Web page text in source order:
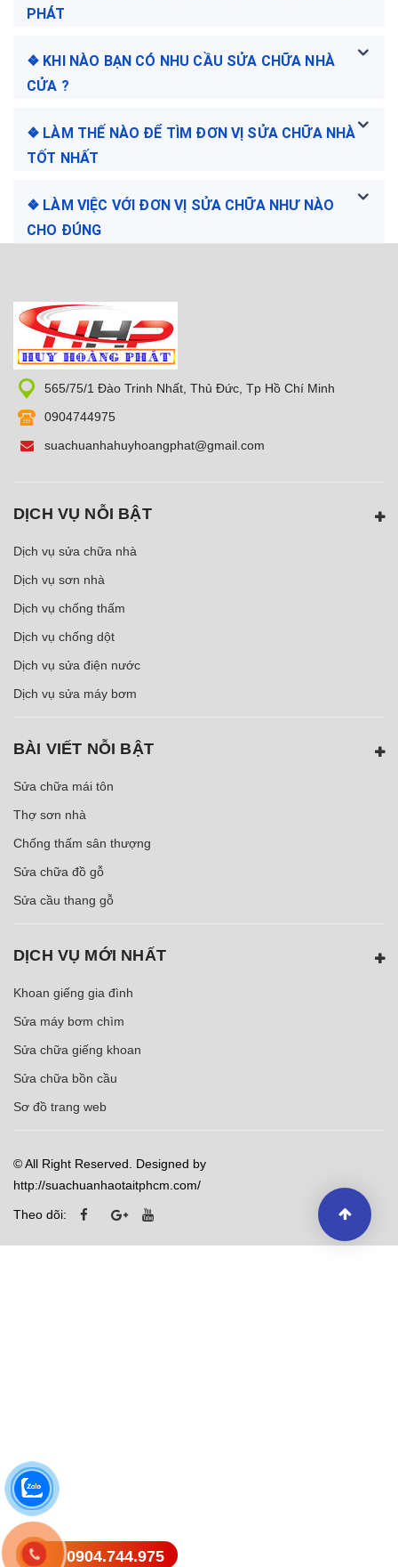
PHÁT
❖ KHI NÀO BẠN CÓ NHU CẦU SỬA CHỮA NHÀ
CỬA ?
❖ LÀM THẾ NÀO ĐỂ TÌM ĐƠN VỊ SỬA CHỮA NHÀ
TỐT NHẤT
❖ LÀM VIỆC VỚI ĐƠN VỊ SỬA CHỮA NHƯ NÀO
CHO ĐÚNG
565/75/1 Đào Trinh Nhất, Thủ Đức, Tp Hồ Chí Minh
0904744975
suachuanhahuyhoangphat@gmail.com
DỊCH VỤ NỖI BẬT
Dịch vụ sửa chữa nhà
Dịch vụ sơn nhà
Dịch vụ chống thấm
Dịch vụ chống dột
Dịch vụ sửa điện nước
Dịch vụ sửa máy bơm
BÀI VIẾT NỖI BẬT
Sửa chữa mái tôn
Thợ sơn nhà
Chống thấm sân thượng
Sửa chữa đồ gỗ
Sửa cầu thang gỗ
DỊCH VỤ MỚI NHẤT
Khoan giếng gia đình
Sửa máy bơm chìm
Sửa chữa giếng khoan
Sửa chữa bồn cầu
Sơ đồ trang web
© All Right Reserved. Designed by
http://suachuanhaotaitphcm.com/
Theo dõi:
0904.744.975